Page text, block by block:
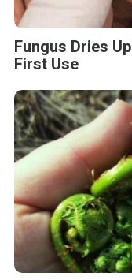
Fungus Dries
First Use